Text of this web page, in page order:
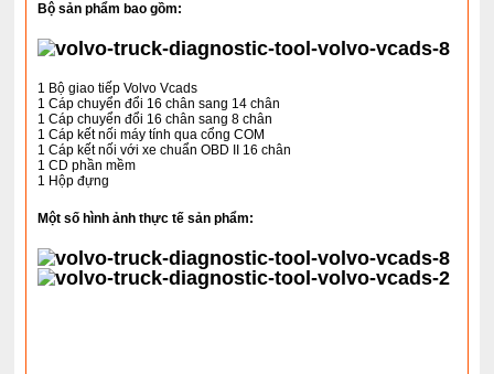
Bộ sản phẩm bao gồm:
1 Bộ giao tiếp Volvo Vcads
1 Cáp chuyển đổi 16 chân sang 14 chân
1 Cáp chuyển đổi 16 chân sang 8 chân
1 Cáp kết nối máy tính qua cổng COM
1 Cáp kết nối với xe chuẩn OBD II 16 chân
1 CD phần mềm
1 Hộp đựng
Một số hình ảnh thực tế sản phẩm: